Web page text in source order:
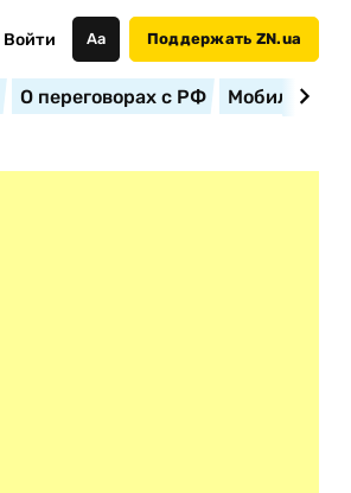
Войти Аа Поддержать ZN.ua
О переговорах с РФ